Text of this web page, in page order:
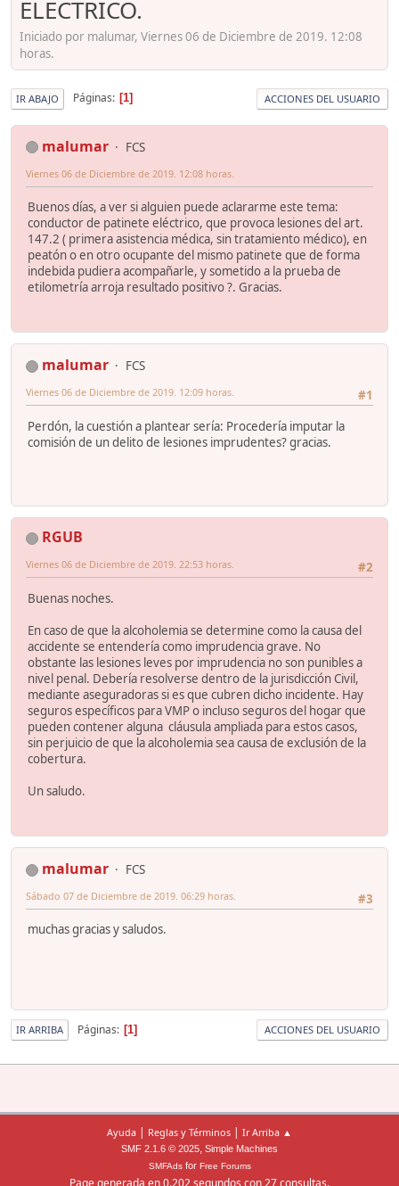
ELÉCTRICO.
Iniciado por malumar, Viernes 06 de Diciembre de 2019. 12:08
horas.
IR ABAJO Páginas 1 ACCIONES DEL USUARIO
malumar FCS
Viernes 06 de Diciembre de 2019. 12:08 horas.
Buenos días, a ver si alguien puede aclararme este tema:
conductor de patinete eléctrico, que provoca lesiones del art.
147.2 ( primera asistencia médica, sin tratamiento médico), en
peatón o en otro ocupante del mismo patinete que de forma
indebida pudiera acompañarle, y sometido a la prueba de
etilometría arroja resultado positivo ?. Gracias.
malumar
FCS
#1
Viernes 06 de Diciembre de 2019. 12:09 horas.
Perdón, la cuestión a plantear sería: Procedería imputar la
comisión de un delito de lesiones imprudentes? gracias.
RGUB
#2
Viernes 06 de Diciembre de 2019. 22:53 horas.
Buenas noches.
En caso de que la alcoholemia se determine como la causa del
accidente se entendería como imprudencia grave. No
obstante las lesiones leves por imprudencia no son punibles a
nivel penal. Debería resolverse dentro de la jurisdicción Civil,
mediante aseguradoras si es que cubren dicho incidente. Hay
seguros específicos para VMP o incluso seguros del hogar que
pueden contener alguna cláusula ampliada para estos casos,
sin perjuicio de que la alcoholemia sea causa de exclusión de la
cobertura.
Un saludo.
malumar
FCS
#3
Sábado 07 de Diciembre de 2019. 06:29 horas.
muchas gracias y saludos.
IR ARRIBA Páginas 1 ACCIONES DEL USUARIO
Ayuda | Reglas y Términos | Ir Arriba ▲
SMF 2.1.6 © 2025, Simple Machines
SMFAdsfor Free Forums